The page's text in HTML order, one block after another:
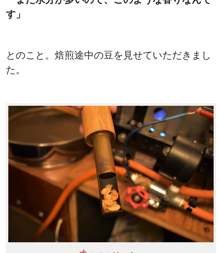
す」
とのこと。焙煎途中の豆を見せていただきまし
た。